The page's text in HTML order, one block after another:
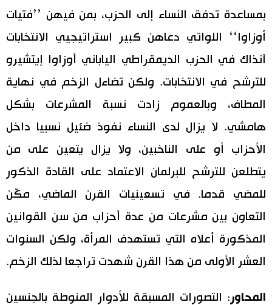
بمساعدة تدفق النساء إلى الحزب، بمن فيهن ’’فتيات
أوزاوا‘‘ اللواتي دعاهن كبير استراتيجيي الانتخابات
آنذاك في الحزب الديمقراطي الياباني أوزاوا إيتشيرو
للترشح في الانتخابات. ولكن تضاءل الزخم في نهاية
المطاف، وبالعموم زادت نسبة المشرعات بشكل
هامشي. لا يزال لدى النساء نفوذ ضئيل نسبيا داخل
الأحزاب أو على الناخبين، ولا يزال يتعين على من
يتطلعن للترشح للبرلمان الاعتماد على القادة الذكور
للمضي قدما. في تسعينيات القرن الماضي، مكّن
التعاون بين مشرعات من عدة أحزاب من سن القوانين
المذكورة أعلاه التي تستهدف المرأة، ولكن السنوات
العشر الأولى من هذا القرن شهدت تراجعا لذلك الزخم.
المحاور: التصورات المسبقة للأدوار المنوطة بالجنسين